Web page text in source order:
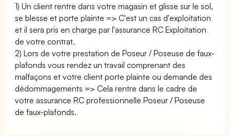
1) Un client rentre dans votre magasin et glisse sur le sol,
se blesse et porte plainte => C'est un cas d'exploitation
et il sera pris en charge par l'assurance RC Exploitation
de votre contrat.
2) Lors de votre prestation de Poseur / Poseuse de faux-
plafonds vous rendez un travail comprenant des
malfaçons et votre client porte plainte ou demande des
dédommagements => Cela rentre dans le cadre de
votre assurance RC professionnelle Poseur / Poseuse
de faux-plafonds.